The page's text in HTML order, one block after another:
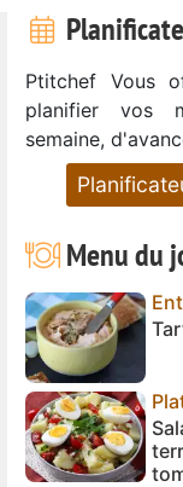
Ptitchef Vous
planifier vos
semaine,
Menu du